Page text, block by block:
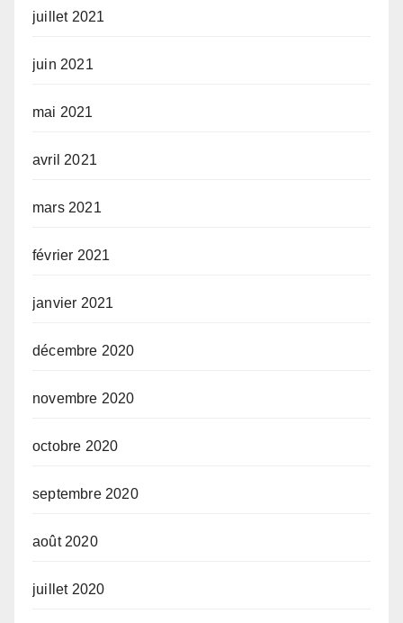
juillet 2021
juin 2021
mai 2021
avril 2021
mars 2021
février 2021
janvier 2021
décembre 2020
novembre 2020
octobre 2020
septembre 2020
août 2020
juillet 2020